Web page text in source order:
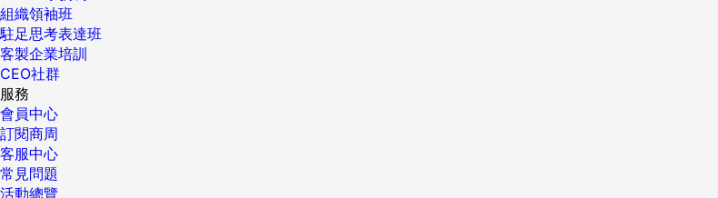
組織領袖班
駐足思考表達班
客製企業培訓
CEO社群
服務
會員中心
訂閱商周
客服中心
常見問題
活動總覽